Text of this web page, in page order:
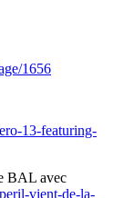
1656
13-featuring-
BAL avec
vient-de-la-